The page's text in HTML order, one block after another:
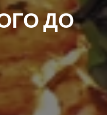
ДО